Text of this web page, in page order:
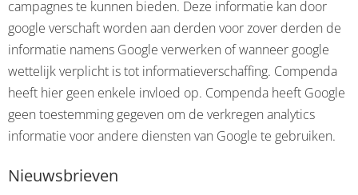
campagnes te kunnen bieden. Deze informatie kan door
google verschaft worden aan derden voor zover derden de
informatie namens Google verwerken of wanneer google
wettelijk verplicht is tot informatieverschaffing. Compenda
heeft hier geen enkele invloed op. Compenda heeft Google
geen toestemming gegeven om de verkregen analytics
informatie voor andere diensten van Google te gebruiken.
Nieuwsbrieven